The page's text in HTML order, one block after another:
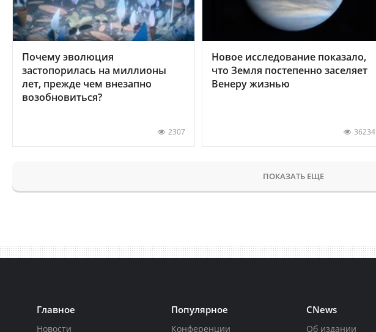
Почему эволюция
застопорилась на миллионы
лет, прежде чем внезапно
возобновиться?
2307
Новое исследование показало,
что Земля постепенно заселяет
Венеру жизнью
36234
ПОКАЗАТЬ ЕЩЕ
Главное
Новости
Популярное
Конференции
CNews
Об издании